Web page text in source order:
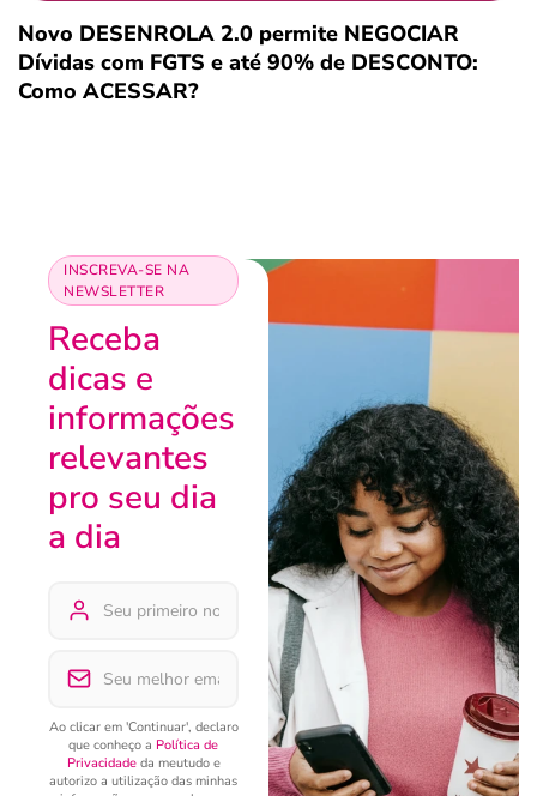
Novo DESENROLA 2.0 permite NEGOCIAR
Dívidas com FGTS e até 90% de DESCONTO:
Como ACESSAR?
INSCREVA-SE NA
NEWSLETTER
Receba
dicas e
informações
relevantes
pro seu dia
a dia
Ao clicar em 'Continuar', declaro
que conheço a Política de
Privacidadeda meutudo e
autorizo a utilização das minhas